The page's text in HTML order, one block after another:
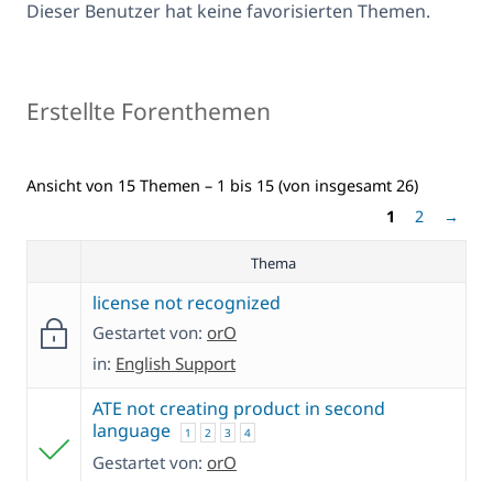
Dieser Benutzer hat keine favorisierten Themen.
Erstellte Forenthemen
Ansicht von 15 Themen – 1 bis 15 (von insgesamt 26)
1
2 →
Thema
license not recognized
Gestartet von: orO
in: English Support
ATE not creating product in second
language
1 2 3 4
Gestartet von: orO